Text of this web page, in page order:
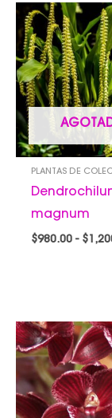
PLANTAS DE
magnum
$980.00 - $